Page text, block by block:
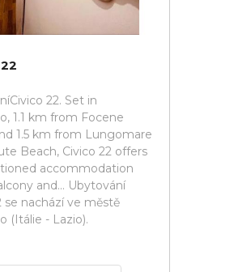
22. Set in
1.1 km from Focene
1.5 km from Lungomare
Beach, Civico 22 offers
accommodation
and... Ubytování
se nachází ve městě
(Itálie - Lazio).